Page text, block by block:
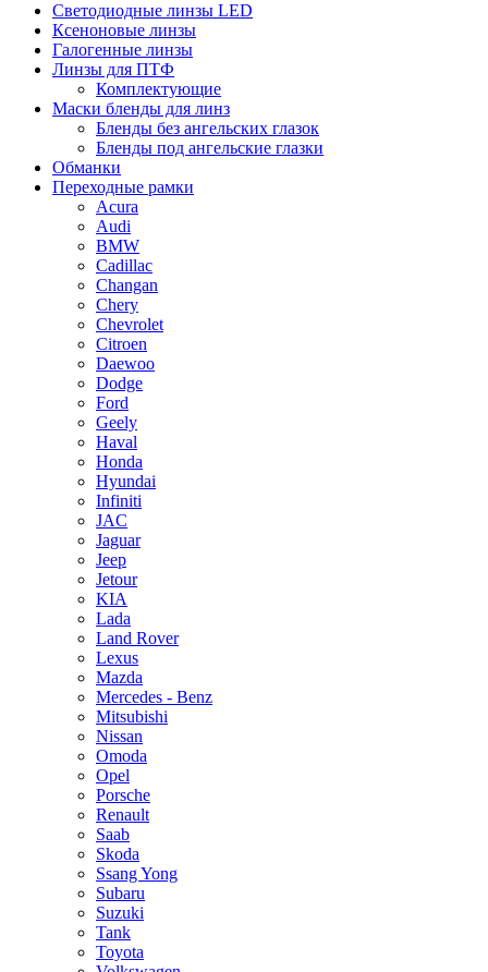
Светодиодные линзы LED
Ксеноновые линзы
Галогенные линзы
Линзы для ПТФ
Комплектующие
Маски бленды для линз
Бленды без ангельских глазок
Бленды под ангельские глазки
Обманки
Переходные рамки
Acura
Audi
BMW
Cadillac
Changan
Chery
Chevrolet
Citroen
Daewoo
Dodge
Ford
Geely
Haval
Honda
Hyundai
Infiniti
JAC
Jaguar
Jeep
Jetour
KIA
Lada
Land Rover
Lexus
Mazda
Mercedes - Benz
Mitsubishi
Nissan
Omoda
Opel
Porsche
Renault
Saab
Skoda
Ssang Yong
Subaru
Suzuki
Tank
Toyota